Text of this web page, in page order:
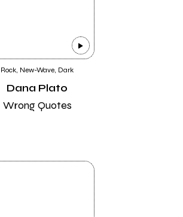
Rock, New-Wave, Dark
Dana Plato
Wrong Quotes